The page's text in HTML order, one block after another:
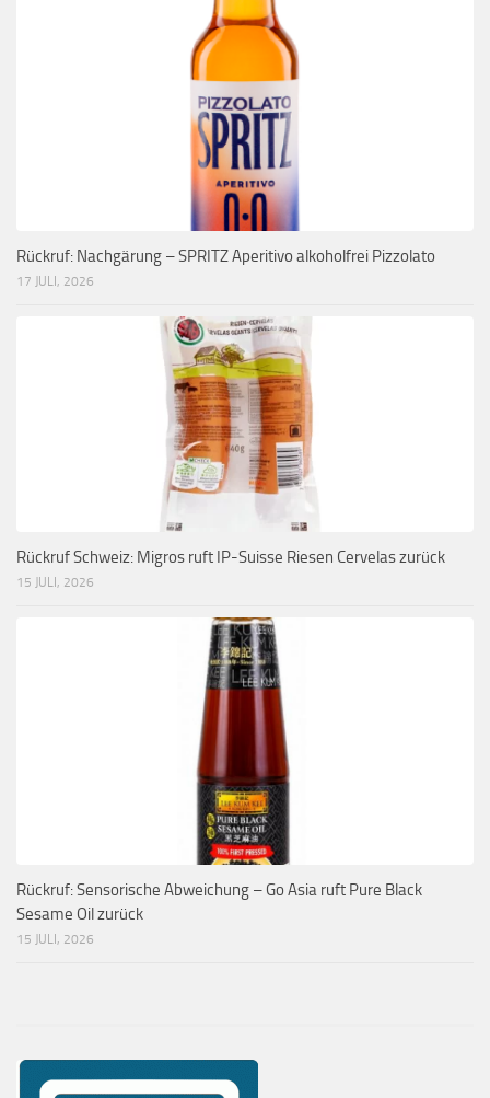
Rückruf: Nachgärung – SPRITZ Aperitivo alkoholfrei Pizzolato
17 JULI, 2026
Rückruf Schweiz: Migros ruft IP-Suisse Riesen Cervelas zurück
15 JULI, 2026
Rückruf: Sensorische Abweichung – Go Asia ruft Pure Black
Sesame Oil zurück
15 JULI, 2026